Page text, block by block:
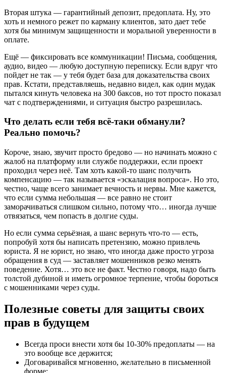
Вторая штука — гарантийный депозит, предоплата. Ну, это
хоть и немного режет по карману клиентов, зато дает тебе
хотя бы минимум защищенности и моральной уверенности в
оплате.
Ещё — фиксировать все коммуникации! Письма, сообщения,
аудио, видео — любую доступную переписку. Если вдруг что
пойдет не так — у тебя будет база для доказательства своих
прав. Кстати, представляешь, недавно видел, как один мудак
пытался кинуть человека на 300 баксов, но тот просто показал
чат с подтверждениями, и ситуация быстро разрешилась.
Что делать если тебя всё-таки обманули?
Реально помочь?
Короче, знаю, звучит просто бредово — но начинать можно с
жалоб на платформу или службе поддержки, если проект
проходил через неё. Там хоть какой-то шанс получить
компенсацию — так называется «эскалация вопроса». Но это,
честно, чаще всего занимает вечность и нервы. Мне кажется,
что если сумма небольшая — все равно не стоит
заморачиваться слишком сильно, потому что… иногда лучше
отвязаться, чем попасть в долгие суды.
Но если сумма серьёзная, а шанс вернуть что-то — есть,
попробуй хотя бы написать претензию, можно привлечь
юриста. Я не юрист, но знаю, что иногда даже просто угроза
обращения в суд — заставляет мошенников резко менять
поведение. Хотя… это все не факт. Честно говоря, надо быть
толстой дубиной и иметь огромное терпение, чтобы бороться
с мошенниками через суды.
Полезные советы для защиты своих
прав в будущем
Всегда проси внести хотя бы 10-30% предоплаты — на
это вообще все держится;
Договаривайся мгновенно, желательно в письменной
форме;